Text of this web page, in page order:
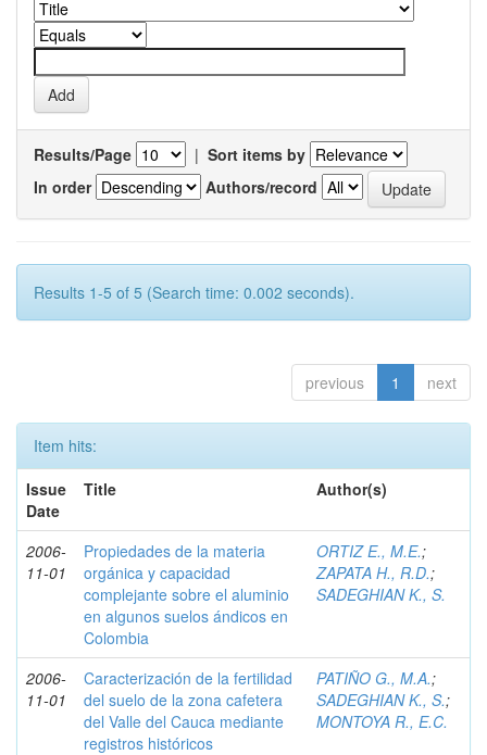
Results/Page | Sort items by
In order
Authors/record
Results 1-5 of 5 (Search time: 0.002 seconds).
previous 1 next
Item hits:
Issue
Date
Title Author(s)
2006-
11-01
Propiedades de la materia
orgánica y capacidad
complejante sobre el aluminio
en algunos suelos ándicos en
Colombia
ORTIZ E., M.E.;
ZAPATA H., R.D.;
SADEGHIAN K., S.
2006-
11-01
Caracterización de la fertilidad
del suelo de la zona cafetera
del Valle del Cauca mediante
registros históricos
PATIÑO G., M.A.;
SADEGHIAN K., S.;
MONTOYA R., E.C.